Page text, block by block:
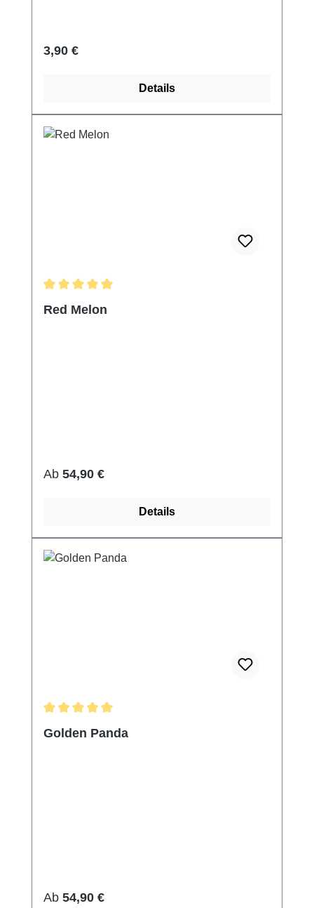
Regulärer Preis:
3,90 €
Details
Red Melon
Regulärer Preis:
Ab 54,90 €
Details
Golden Panda
Regulärer Preis:
Ab 54,90 €